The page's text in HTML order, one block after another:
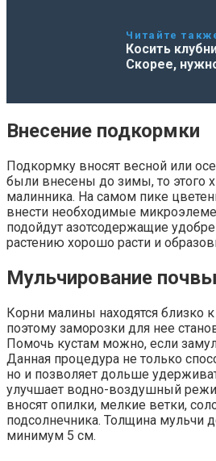
Читайте
Косить
Скорее,
Внесение подкормки
Подкормку вносят весной или
были внесены до зимы, то этого
малинника. На самом пике
внести необходимые
подойдут азотсодержащие
растению хорошо расти и
Мульчирование почвы
Корни малины находятся близко
поэтому заморозки для нее
Помочь кустам можно, если
Данная процедура не только
но и позволяет дольше
улучшает водно-воздушный
вносят опилки, мелкие ветки,
подсолнечника. Толщина мульчи
минимум 5 см.